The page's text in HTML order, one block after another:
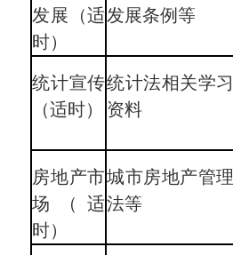
发展（适
时）
发展条例等
统计宣传
（适时）
统计法相关学习
资料
房地产市
场（适
时）
城市房地产管理
法等